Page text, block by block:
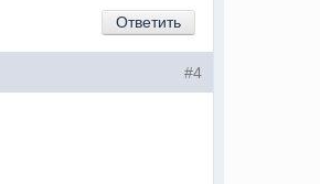
Ответить
#4